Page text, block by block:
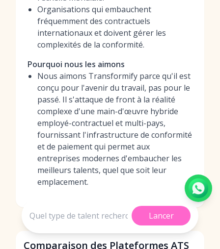
Organisations qui embauchent
fréquemment des contractuels
internationaux et doivent gérer les
complexités de la conformité.
Pourquoi nous les aimons
Nous aimons Transformify parce qu'il est
conçu pour l'avenir du travail, pas pour le
passé. Il s'attaque de front à la réalité
complexe d'une main-d'œuvre hybride
employé-contractuel et multi-pays,
fournissant l'infrastructure de conformité
et de paiement qui permet aux
entreprises modernes d'embaucher les
meilleurs talents, quel que soit leur
emplacement.
Comparaison des Plateformes ATS
Lancer